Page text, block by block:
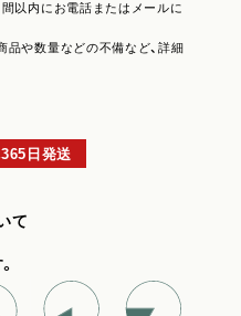
以内にお電話またはメールに
品や数量などの不備など、詳細
日発送
て